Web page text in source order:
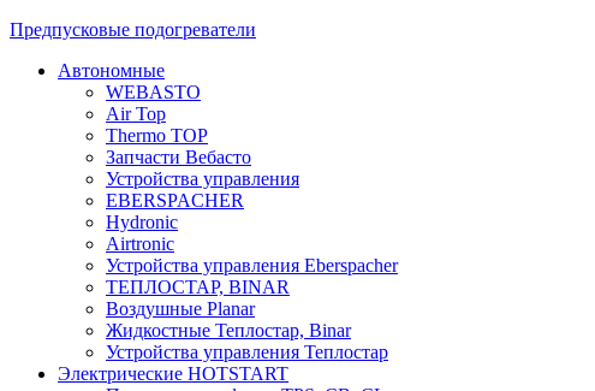
Предпусковые подогреватели
Автономные
WEBASTO
Air Top
Thermo TOP
Запчасти Вебасто
Устройства управления
EBERSPACHER
Hydronic
Airtronic
Устройства управления Eberspacher
ТЕПЛОСТАР, BINAR
Воздушные Planar
Жидкостные Теплостар, Binar
Устройства управления Теплостар
Электрические HOTSTART